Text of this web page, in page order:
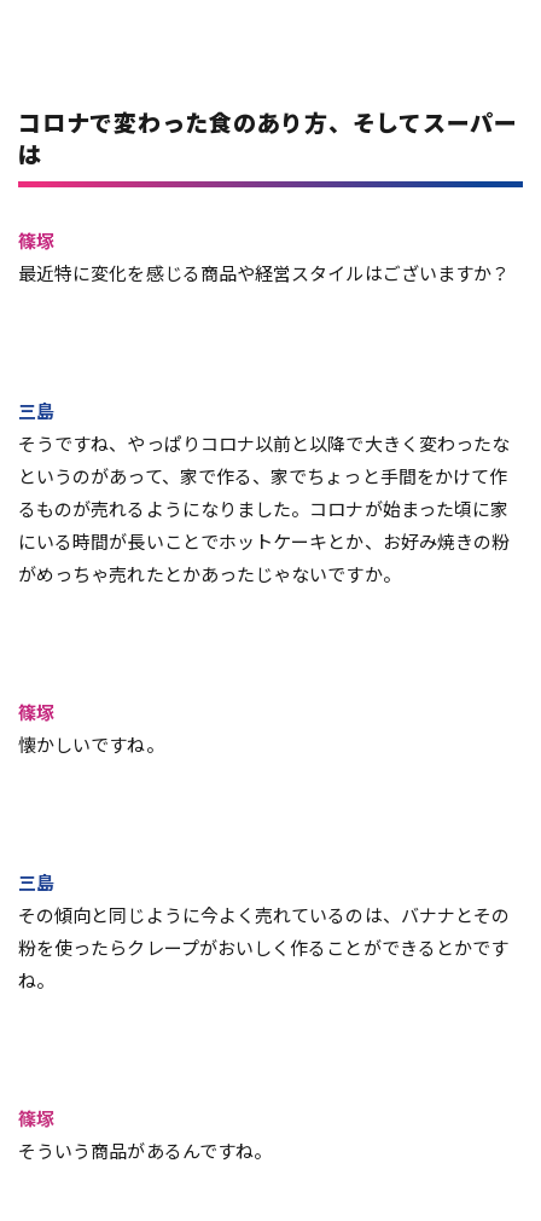
コロナで変わった食のあり方、そしてスーパー
は
篠塚
最近特に変化を感じる商品や経営スタイルはございますか？
三島
そうですね、やっぱりコロナ以前と以降で大きく変わったな
というのがあって、家で作る、家でちょっと手間をかけて作
るものが売れるようになりました。コロナが始まった頃に家
にいる時間が長いことでホットケーキとか、お好み焼きの粉
がめっちゃ売れたとかあったじゃないですか。
篠塚
懐かしいですね。
三島
その傾向と同じように今よく売れているのは、バナナとその
粉を使ったらクレープがおいしく作ることができるとかです
ね。
篠塚
そういう商品があるんですね。